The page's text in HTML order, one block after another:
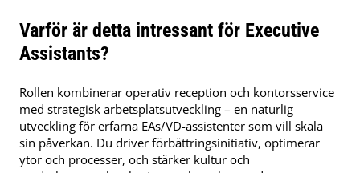
Varför är detta intressant för Executive
Assistants?
Rollen kombinerar operativ reception och kontorsservice
med strategisk arbetsplatsutveckling – en naturlig
utveckling för erfarna EAs/VD-assistenter som vill skala
sin påverkan. Du driver förbättringsinitiativ, optimerar
ytor och processer, och stärker kultur och